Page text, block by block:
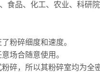
、化工、农业、科研院
粉碎细度和速度。
场合随意使用。
，所以其粉碎室均为全